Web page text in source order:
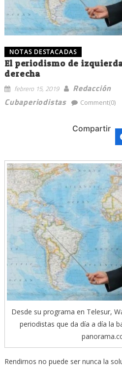
NOTAS DESTACADAS
El periodismo de
derecha
febrero 15, 2019
Redacción
Cubaperiodistas
Comment(0)
Compartir
Desde su programa en Telesur,
periodistas que da día a día la
Rendirnos no puede ser nunca la